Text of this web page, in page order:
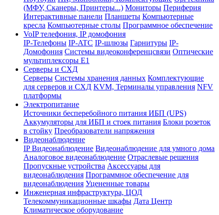
(МФУ, Сканеры, Принтеры...) Мониторы Периферия
Интерактивные панели Планшеты Компьютерные
кресла Компьютерные столы Программное обеспечение
VoIP телефония, IP домофония
IP-Телефоны IP-ATC IP-шлюзы Гарнитуры IP-
Домофония Системы видеоконференцсвязи Оптические
мультиплексоры Е1
Серверы и СХД
Серверы Системы хранения данных Комплектующие
для серверов и СХД KVM, Терминалы управления NFV
платформы
Электропитание
Источники бесперебойного питания ИБП (UPS)
Аккумуляторы для ИБП и стоек питания Блоки розеток
в стойку Преобразователи напряжения
Видеонаблюдение
IP Видеонаблюдение Видеонаблюдение для умного дома
Аналоговое видеонаблюдение Отраслевые решения
Пропускные устройства Аксессуары для
видеонаблюдения Программное обеспечение для
видеонаблюдения Уцененные товары
Инженерная инфраструктура, ЦОД
Телекоммуникационные шкафы Дата Центр
Климатичeское оборудование